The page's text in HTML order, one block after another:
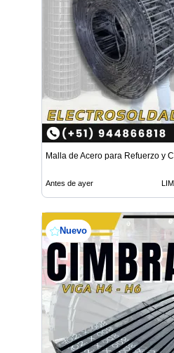
Malla de Acero para Refuerzo y
Antes de ayer
Nuevo